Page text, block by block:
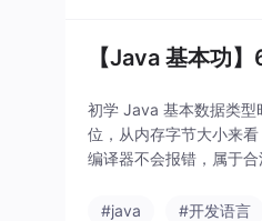
【Java 基本功
初学 Java 基本数据类
位，从内存字节大小来
编译器不会报错，属于
#java
#开发语言